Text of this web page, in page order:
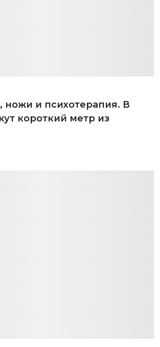
ножи и психотерапия. В
короткий метр из